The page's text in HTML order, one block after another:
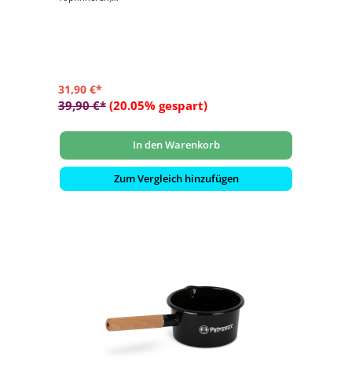
31,90 €*
39,90 €* (20.05% gespart)
In den Warenkorb
Zum Vergleich hinzufügen